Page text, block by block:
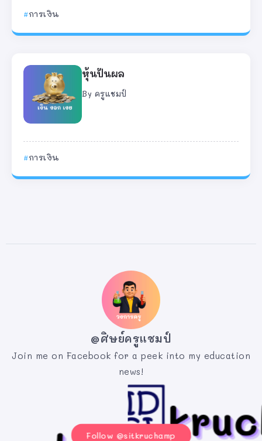
การเงิน
หุ้นปันผล
By ครูแชมป์
การเงิน
@ศิษย์ครูแชมป์
Join me on Facebook for a peek into my education
news!
Follow @sitkruchamp